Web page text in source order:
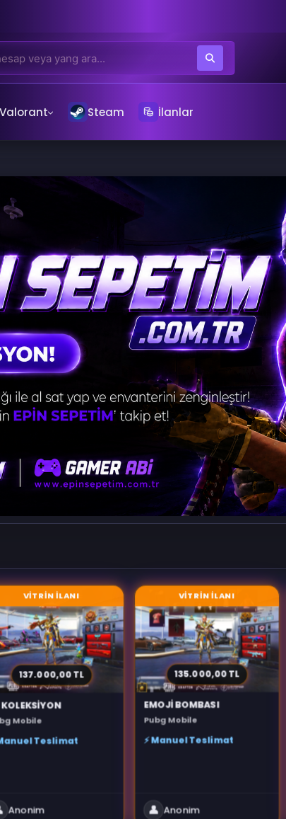
Valorant Steam İlanlar
VİTRİN İLANI
137.000,00 TL
Mobile
Teslimat
Anonim
VİTRİN İLANI
135.000,00 TL
EMOJİ BOMBASI
Pubg Mobile
⚡ Manuel Teslimat
👤 Anonim